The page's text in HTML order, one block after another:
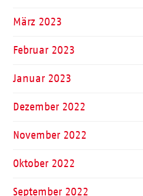
März 2023
Februar 2023
Januar 2023
Dezember 2022
November 2022
Oktober 2022
September 2022